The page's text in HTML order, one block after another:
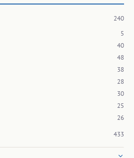
240
5
40
48
38
28
30
25
26
433